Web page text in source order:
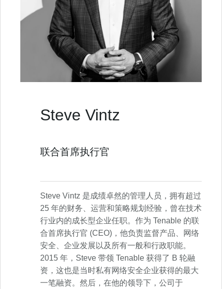
Steve Vintz
联合首席执行官
Steve Vintz 是成绩卓然的管理人员，拥有超过
25 年的财务、运营和策略规划经验，曾在技术
行业内的成长型企业任职。作为 Tenable 的联
合首席执行官 (CEO)，他负责监督产品、网络
安全、企业发展以及所有一般和行政职能。
2015 年，Steve 带领 Tenable 获得了 B 轮融
资，这也是当时私有网络安全企业获得的最大
一笔融资。然后，在他的领导下，公司于